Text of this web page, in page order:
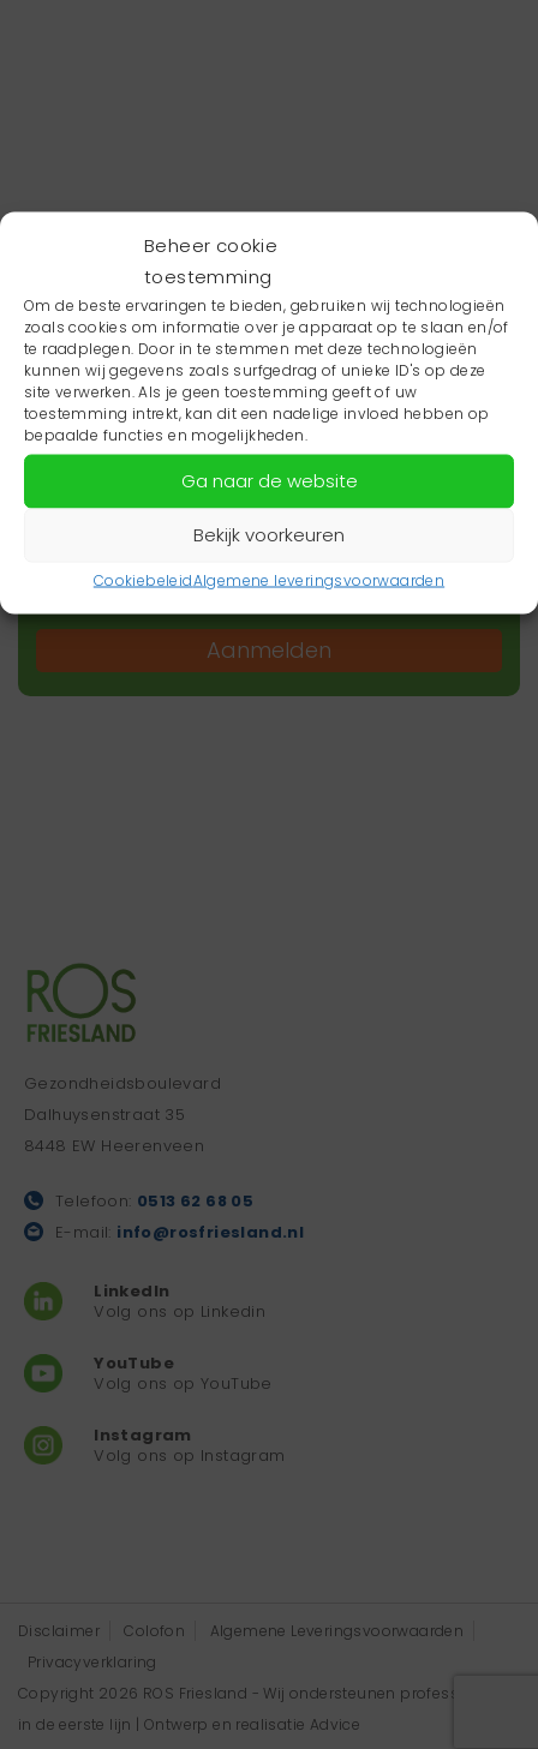
Beheer cookie
toestemming
Om de beste ervaringen te bieden, gebruiken wij technologieën
zoals cookies om informatie over je apparaat op te slaan en/of
te raadplegen. Door in te stemmen met deze technologieën
kunnen wij gegevens zoals surfgedrag of unieke ID's op deze
site verwerken. Als je geen toestemming geeft of uw
toestemming intrekt, kan dit een nadelige invloed hebben op
bepaalde functies en mogelijkheden.
Ga naar de website
Bekijk voorkeuren
CookiebeleidAlgemene leveringsvoorwaarden
Wil je niets missen?
Wil je op de hoogte blijven van het laatste
zorgnieuws in jouw regio? Schrijf je dan in voor
onze nieuwsbrief.
Aanmelden
Gezondheidsboulevard
Dalhuysenstraat 35
8448 EW Heerenveen
Telefoon: 0513 62 68 05
E-mail: info@rosfriesland.nl
LinkedIn
Volg ons op Linkedin
YouTube
Volg ons op YouTube
Instagram
Volg ons op Instagram
Disclaimer Colofon
Algemene Leveringsvoorwaarden
Privacyverklaring
Copyright 2026 ROS Friesland - Wij ondersteunen professionals
in de eerste lijn | Ontwerp en realisatie Advice